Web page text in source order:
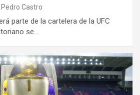
Pedro Castro
parte de la cartelera de la UFC
se…